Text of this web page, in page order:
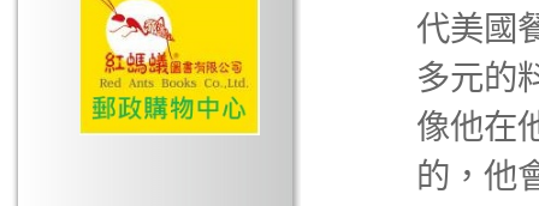
代美國
多元的
像他在
的，他